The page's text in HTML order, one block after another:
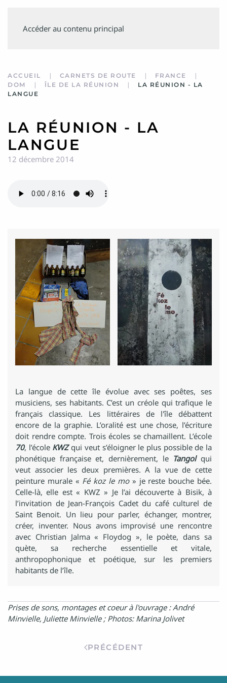
Accéder au contenu principal
MINVIELLE
ACCUEIL CARNETS DE ROUTE
FRANCE
DOM
ÎLE DE LA RÉUNION
LA RÉUNION - LA
LANGUE
LA RÉUNION - LA
LANGUE
12 décembre 2014
La langue de cette île évolue avec ses poêtes, ses
musiciens, ses habitants. C’est un créole qui trafique le
français classique. Les littéraires de l'île débattent
encore de la graphie. L’oralité est une chose, l’écriture
doit rendre compte. Trois écoles se chamaillent. L’école
70, l’école KWZqui veut s’éloigner le plus possible de la
phonétique française et, dernièrement, le Tangolqui
veut associer les deux premières. A la vue de cette
peinture murale « Fé koz le mo» je reste bouche bée.
Celle-là, elle est « KWZ » Je l’ai découverte à Bisik, à
l’invitation de Jean-François Cadet du café culturel de
Saint Benoit. Un lieu pour parler, échanger, montrer,
créer, inventer. Nous avons improvisé une rencontre
avec Christian Jalma « Floydog », le poète, dans sa
quète, sa recherche essentielle et vitale,
anthropophonique et poétique, sur les premiers
habitants de l’île.
Prises de sons, montages et coeur à l'ouvrage : André
Minvielle, Juliette Minvielle ; Photos: Marina Jolivet
PRÉCÉDENT